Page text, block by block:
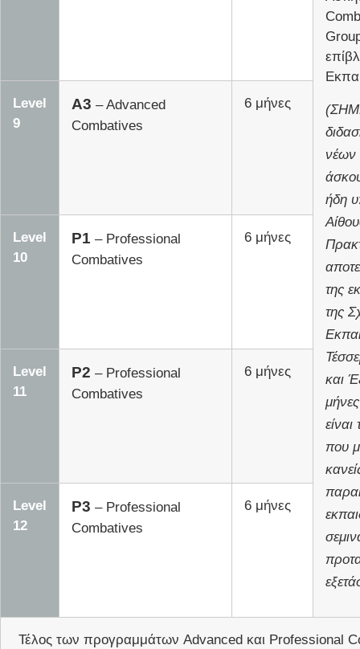
νέων
ήδη
της
της
και
είναι
που
Level
9
A3 – Advanced
Combatives
6 μήνες
Level
10
P1 – Professional
Combatives
6 μήνες
Level
11
P2 – Professional
Combatives
6 μήνες
Level
12
P3 – Professional
Combatives
6 μήνες
Τέλος των προγραμμάτων Advanced και Professional